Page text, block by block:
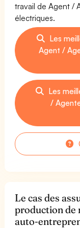
travail de Agent /
électriques.
Les
Agent /
Les
/
Le cas des
production de
auto-